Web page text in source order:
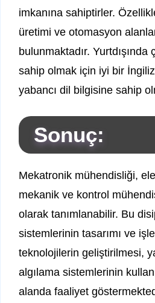
imkanına sahiptirler.
üretimi ve otomasyon
bulunmaktadır. Yurtdışında
sahip olmak için iyi bir
yabancı dil bilgisine sahip
Sonuç:
Mekatronik mühendisliği,
mekanik ve kontrol
olarak tanımlanabilir. Bu
sistemlerinin tasarımı ve
teknolojilerin geliştirilmesi,
algılama sistemlerinin
alanda faaliyet